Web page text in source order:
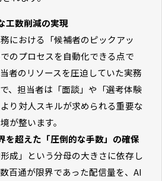
工数削減の実現
における「候補者のピックアッ
のプロセスを自動化できる点で
者のリソースを圧迫していた実務
、担当者は「面談」や「選考体験
り対人スキルが求められる重要な
が整います。
を超えた「圧倒的な手数」の確保
成」という分母の大きさに依存し
百通が限界であった配信量を、AI